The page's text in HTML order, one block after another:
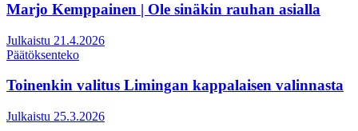
Marjo Kemppainen | Ole sinäkin rauhan asialla
Julkaistu 21.4.2026
Päätöksenteko
Toinenkin valitus Limingan kappalaisen valinnasta
Julkaistu 25.3.2026